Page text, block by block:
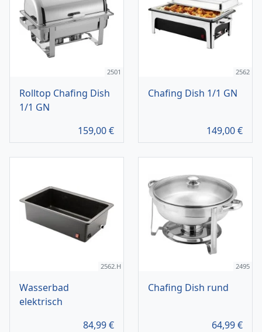
2501
Rolltop Chafing Dish
1/1 GN
159,00€
2562
Chafing Dish 1/1 GN
149,00€
2562.H
Wasserbad
elektrisch
84,99€
2495
Chafing Dish rund
64,99€